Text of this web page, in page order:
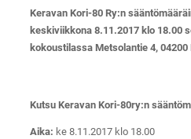
Keravan Kori-80 Ry:n
keskiviikkona 8.11.2017 klo 18.00
kokoustilassa Metsolantie 4, 04200
Kutsu Keravan Kori-80ry:n
Aika: ke 8.11.2017 klo 18.00